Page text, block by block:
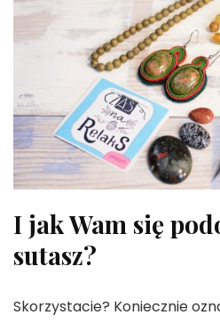
I jak Wam się
sutasz?
Skorzystacie? Koniecznie